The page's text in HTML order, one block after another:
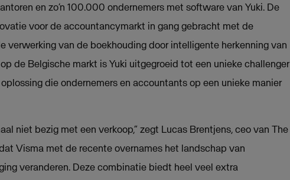
en zo’n 100.000 ondernemers met software van Yuki. De
voor de accountancymarkt in gang gebracht met de
van de boekhouding door intelligente herkenning van
de Belgische markt is Yuki uitgegroeid tot een unieke challenger
die ondernemers en accountants op een unieke manier
niet bezig met een verkoop,” zegt Lucas Brentjens, ceo van The
Visma met de recente overnames het landschap van
veranderen. Deze combinatie biedt heel veel extra